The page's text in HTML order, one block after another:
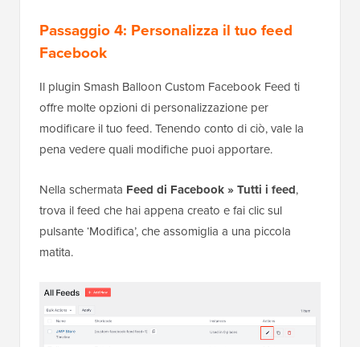
Passaggio 4: Personalizza il tuo feed
Facebook
Il plugin Smash Balloon Custom Facebook Feed ti
offre molte opzioni di personalizzazione per
modificare il tuo feed. Tenendo conto di ciò, vale la
pena vedere quali modifiche puoi apportare.
Nella schermata Feed di Facebook » Tutti i feed,
trova il feed che hai appena creato e fai clic sul
pulsante ‘Modifica’, che assomiglia a una piccola
matita.